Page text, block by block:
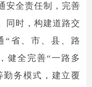
安全责任制，完善
同时，构建道路交
“省、市、县、路
健全完善“一路多
勤务模式，建立覆